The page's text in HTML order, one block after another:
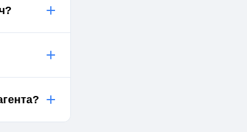
+
+
+